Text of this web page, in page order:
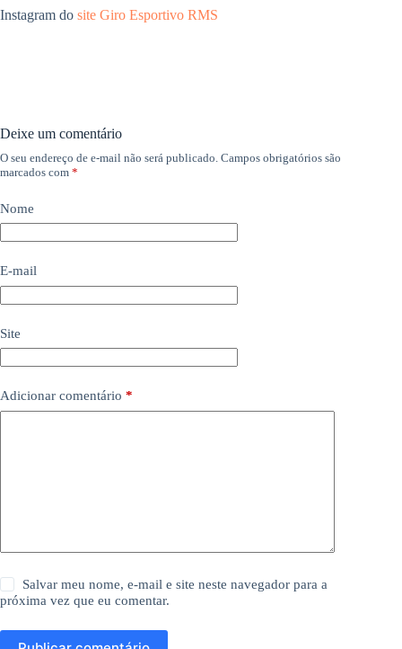
Instagram do site Giro Esportivo RMS
Deixe um comentário
O seu endereço de e-mail não será publicado. Campos obrigatórios são
marcados com *
Nome
E-mail
Site
Adicionar comentário *
Salvar meu nome, e-mail e site neste navegador para a
próxima vez que eu comentar.